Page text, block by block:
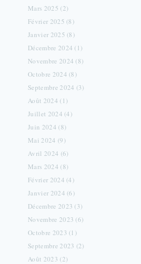
Mars 2025 (2)
Février 2025 (8)
Janvier 2025 (8)
Décembre 2024 (1)
Novembre 2024 (8)
Octobre 2024 (8)
Septembre 2024 (3)
Août 2024 (1)
Juillet 2024 (4)
Juin 2024 (8)
Mai 2024 (9)
Avril 2024 (6)
Mars 2024 (8)
Février 2024 (4)
Janvier 2024 (6)
Décembre 2023 (3)
Novembre 2023 (6)
Octobre 2023 (1)
Septembre 2023 (2)
Août 2023 (2)